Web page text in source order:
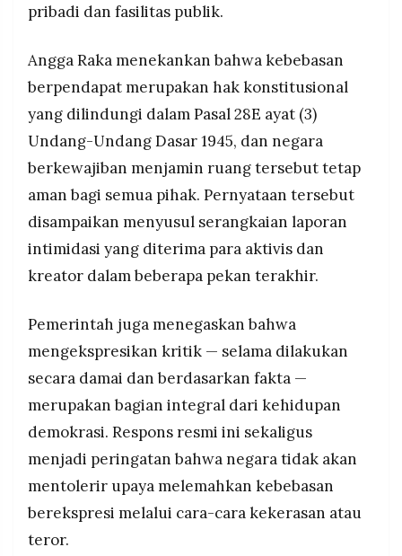
pribadi dan fasilitas publik.
Angga Raka menekankan bahwa kebebasan
berpendapat merupakan hak konstitusional
yang dilindungi dalam Pasal 28E ayat (3)
Undang-Undang Dasar 1945, dan negara
berkewajiban menjamin ruang tersebut tetap
aman bagi semua pihak. Pernyataan tersebut
disampaikan menyusul serangkaian laporan
intimidasi yang diterima para aktivis dan
kreator dalam beberapa pekan terakhir.
Pemerintah juga menegaskan bahwa
mengekspresikan kritik — selama dilakukan
secara damai dan berdasarkan fakta —
merupakan bagian integral dari kehidupan
demokrasi. Respons resmi ini sekaligus
menjadi peringatan bahwa negara tidak akan
mentolerir upaya melemahkan kebebasan
berekspresi melalui cara-cara kekerasan atau
teror.